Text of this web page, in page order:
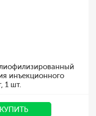
инъекционного
1 шт.
КУПИТЬ